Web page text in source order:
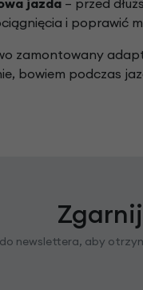
i poprawić
zamontowany
bowiem podczas
newslettera, aby